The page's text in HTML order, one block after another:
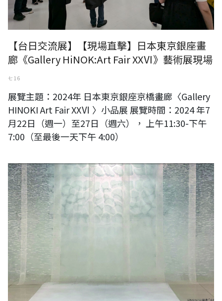
【台日交流展】【現場直擊】日本東京銀座畫
廊《Gallery HiNOK:Art Fair XXⅥ》藝術展現場
七 16
展覽主題：2024年 日本東京銀座京橋畫廊〈Gallery
HINOKI Art Fair XXⅥ 〉小品展 展覽時間：2024 年7
月22日（週一）至27日（週六）， 上午11:30-下午
7:00（至最後一天下午 4:00）
圖片來源：日本Gallery檜：深澤 修 展（作品為日本山梨縣立美術館館
藏）